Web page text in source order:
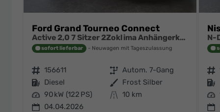
Ford Grand Tourneo Connect
Active 2,0 7 Sitzer 2Zoklima Anhängerkupplung Panoramadach AGR Sitze Sitzheizung Einparkhilfe Kamera 17 Zoll Leichtmetall ACC
sofort lieferbar Neuwagen mit Tageszulassung
Fahrzeugnr. 156611 Getriebe Autom. 7-Gang
Kraftstoff Diesel Außenfarbe Frost Silber
Leistung 90 kW (122 PS) Kilometerstand 10 km
04.04.2026
Fahrzeugnr.
Kraftstoff
Leistung